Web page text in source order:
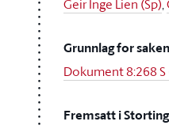
Geir Inge Lien (Sp),
Grunnlag for saken
Dokument 8:268
Fremsatt i